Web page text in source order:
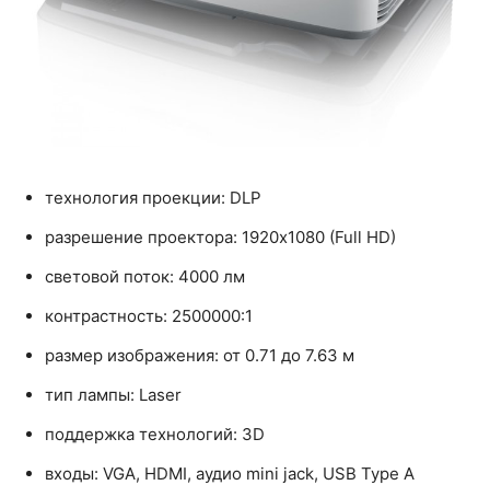
технология проекции: DLP
разрешение проектора: 1920x1080 (Full HD)
световой поток: 4000 лм
контрастность: 2500000:1
размер изображения: от 0.71 до 7.63 м
тип лампы: Laser
поддержка технологий: 3D
входы: VGA, HDMI, аудио mini jack, USB Type A